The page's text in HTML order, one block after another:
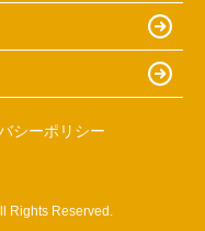
シーポリシー
Rights Reserved.